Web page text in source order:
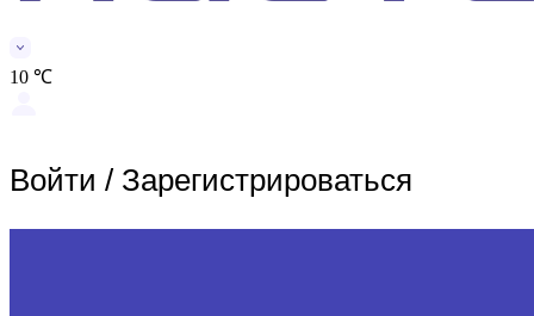
10 ℃
Войти / Зарегистрироваться